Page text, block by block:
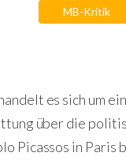
MB-Kritik
es sich um
über die
Picassos in